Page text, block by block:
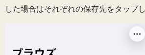
した場合はそれぞれの保存先をタップ